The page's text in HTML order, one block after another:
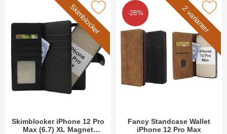
Skimblocker
Skimblocker iPhone 12 Pro
Max (6.7) XL Magnet
iPhone 12 Pro Max (6.7) XL Magnet Mobilcover som
2 varianter
-28%
Fancy Standcase Wallet
iPhone 12 Pro Max
Marker fancy Standcase Wallet